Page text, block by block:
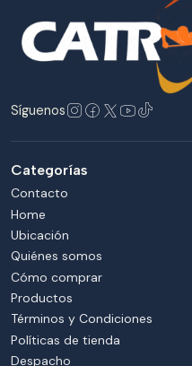
Síguenos
Categorías
Contacto
Home
Ubicación
Quiénes somos
Cómo comprar
Productos
Términos y Condiciones
Políticas de tienda
Despacho